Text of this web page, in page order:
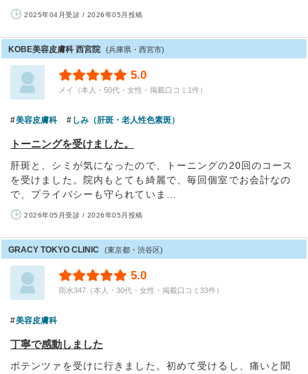
2025年04月受診 / 2026年05月投稿
KOBE美容皮膚科 西宮院 (兵庫県・西宮市)
5.0
メイ（本人・50代・女性・掲載口コミ1件）
美容皮膚科 しみ（肝斑・老人性色素斑）
トーニングを受けました。
肝斑と、シミが気になったので、トーニングの20回のコース
を受けました。院内もとても綺麗で、毎回個室でお会計なの
で、プライバシーも守られていま…
2026年05月受診 / 2026年05月投稿
GRACY TOKYO CLINIC (東京都・渋谷区)
5.0
雨水347（本人・30代・女性・掲載口コミ33件）
美容皮膚科
丁寧で感動しました
ポテンツァを受けに行きました。初めて受けるし、痛いと聞